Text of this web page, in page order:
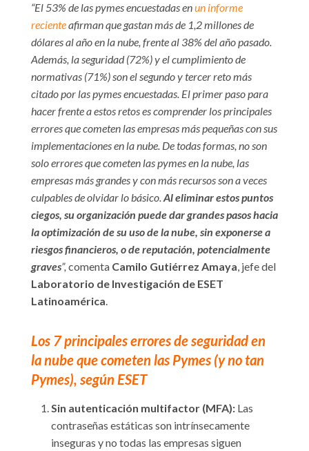
“El 53% de las pymes encuestadas enun informe
recienteafirman que gastan más de 1,2 millones de
dólares al año en la nube, frente al 38% del año pasado.
Además, la seguridad (72%) y el cumplimiento de
normativas (71%) son el segundo y tercer reto más
citado por las pymes encuestadas. El primer paso para
hacer frente a estos retos es comprender los principales
errores que cometen las empresas más pequeñas con sus
implementaciones en la nube. De todas formas, no son
solo errores que cometen las pymes en la nube, las
empresas más grandes y con más recursos son a veces
culpables de olvidar lo básico.Al eliminar estos puntos
ciegos, su organización puede dar grandes pasos hacia
la optimización de su uso de la nube, sin exponerse a
riesgos financieros, o de reputación, potencialmente
graves”, comenta Camilo Gutiérrez Amaya, jefe del
Laboratorio de Investigación de ESET
Latinoamérica.
Los 7 principales errores de seguridad en
la nube que cometen las Pymes (y no tan
Pymes), según ESET
Sin autenticación multifactor (MFA):Las
contraseñas estáticas son intrínsecamente
inseguras y no todas las empresas siguen